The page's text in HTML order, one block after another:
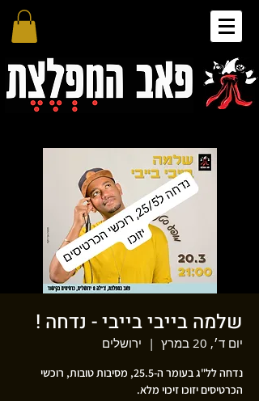
שלמה בייבי בייבי - נדחה !
יום ד׳, 20 במרץ
  |
ירושלים
נדחה לל"ג בעומר ה-25.5, מסיבות טובות, רוכשי
הכרטיסים יזוכו זיכוי מלא.